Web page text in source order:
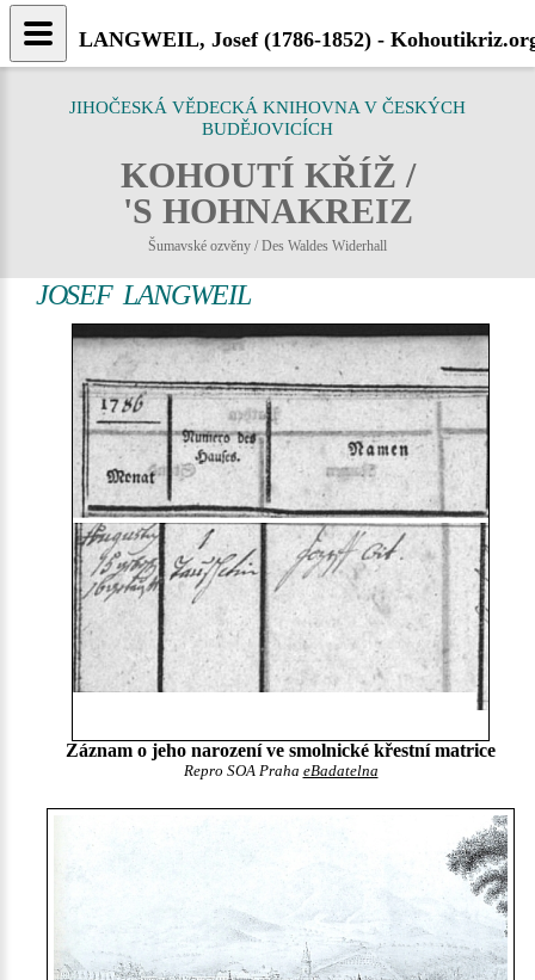
JIHOČESKÁ VĚDECKÁ KNIHOVNA V ČESKÝCH
BUDĚJOVICÍCH
KOHOUTÍ KŘÍŽ /
'S HOHNAKREIZ
Šumavské ozvěny / Des Waldes Widerhall
JOSEF LANGWEIL
Záznam o jeho narození ve smolnické křestní matrice
Repro SOA Praha eBadatelna
LANGWEIL, Josef (1786-1852) -